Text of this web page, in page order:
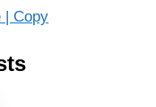
| Copy